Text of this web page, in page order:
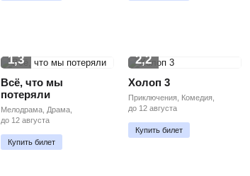
1,3
Всё, что мы
потеряли
Мелодрама, Драма,
до 12 августа
Купить билет
2,2
Холоп 3
Приключения, Комедия,
до 12 августа
Купить билет